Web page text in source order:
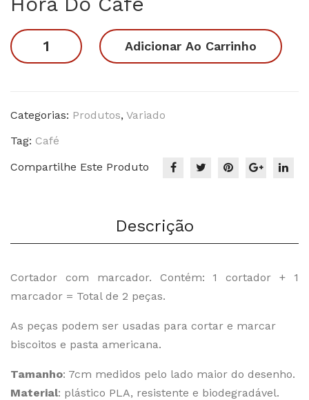
era:
R$22.90.
é:
R$17.90.
Hora
do
Adicionar Ao Carrinho
Categorias: Produtos, Variado
Tag: Café
Compartilhe Este Produto
Descrição
Cortador com marcador. Contém: 1 cortador + 1
marcador = Total de 2 peças.
As peças podem ser usadas para cortar e marcar
biscoitos e pasta americana.
Tamanho: 7cm medidos pelo lado maior do desenho.
Material: plástico PLA, resistente e biodegradável.